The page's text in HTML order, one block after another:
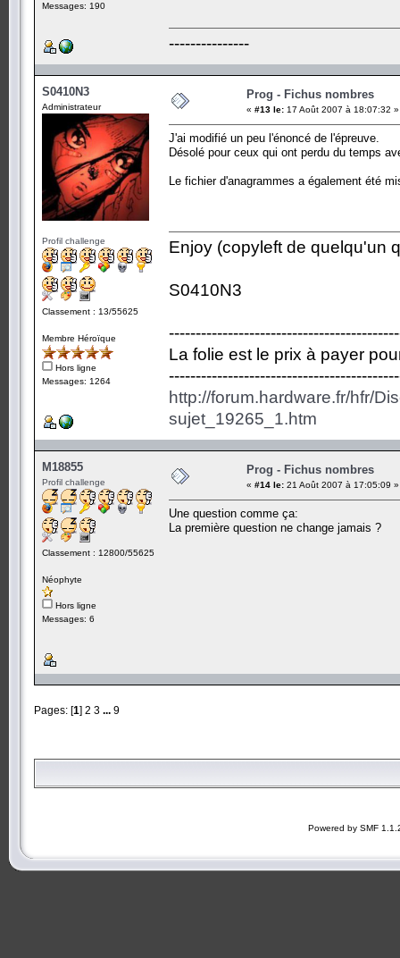
Messages: 190
---------------
S0410N3
Administrateur
Profil challenge
Classement : 13/55625
Membre Héroïque
Hors ligne
Messages: 1264
Prog - Fichus nombres
« #13 le: 17 Août 2007 à 18:07:32 »
J'ai modifié un peu l'énoncé de l'épreuve.
Désolé pour ceux qui ont perdu du temps
Le fichier d'anagrammes a également été
Enjoy (copyleft de quelqu'un
S0410N3
La folie est le prix à payer
http://forum.hardware.fr/hfr/
sujet_19265_1.htm
M18855
Profil challenge
Classement : 12800/55625
Néophyte
Hors ligne
Messages: 6
Prog - Fichus nombres
« #14 le: 21 Août 2007 à 17:05:09 »
Une question comme ça:
La première question ne change jamais ?
Pages: [1] 2 3 ... 9
Powered by SMF